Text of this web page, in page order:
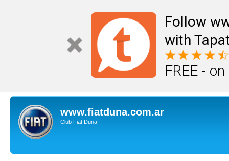
Follow
with
FREE -
www.fiatduna.com.ar
Club Fiat Duna